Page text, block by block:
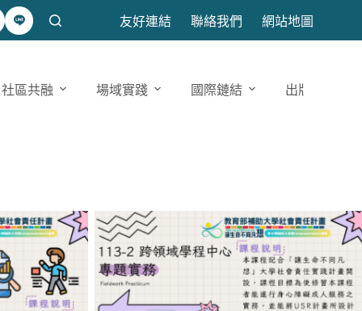
友好連結 聯絡我們 網站地圖
社區共融 場域實踐 國際鏈結 出版發表